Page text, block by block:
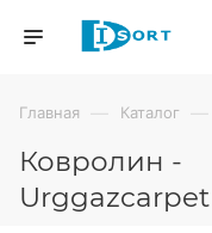
Главная — Каталог —
Ковролин -
Urggazcarpet